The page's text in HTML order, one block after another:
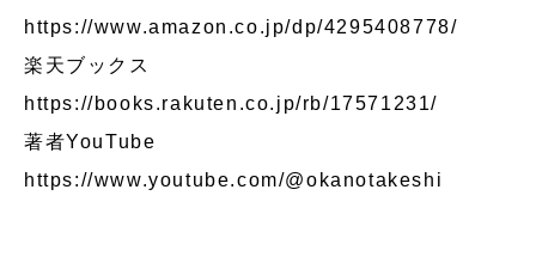
https://www.amazon.co.jp/dp/4295408778/
楽天ブックス
https://books.rakuten.co.jp/rb/17571231/
著者YouTube
https://www.youtube.com/@okanotakeshi